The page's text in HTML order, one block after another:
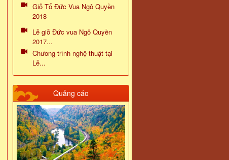
Giỗ Tổ Đức Vua Ngô Quyền
2018
Lễ giỗ Đức vua Ngô Quyền
2017...
Chương trình nghệ thuật tại
Lễ...
Quảng cáo